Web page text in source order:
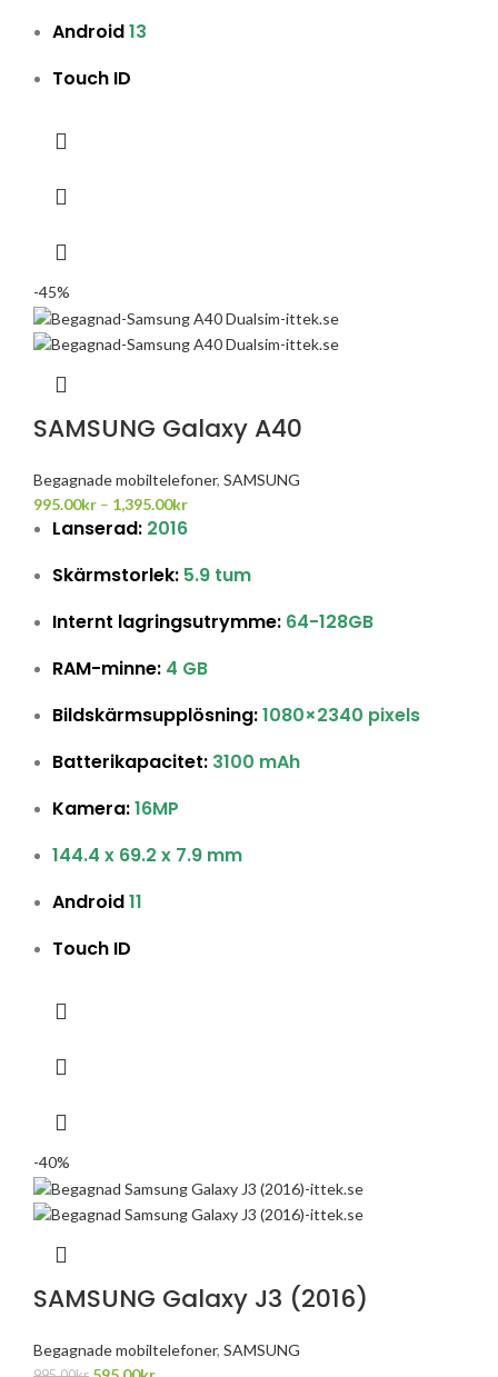
Android13
Touch ID
-45%
SAMSUNG Galaxy A40
Begagnade mobiltelefoner, SAMSUNG
995.00kr – 1,395.00kr
Lanserad: 2016
Skärmstorlek: 5.9 tum
Internt lagringsutrymme: 64-128GB
RAM-minne: 4 GB
Bildskärmsupplösning:1080×2340 pixels
Batterikapacitet: 3100 mAh
Kamera:16MP
144.4 x 69.2 x 7.9 mm
Android11
Touch ID
-40%
SAMSUNG Galaxy J3 (2016)
Begagnade mobiltelefoner, SAMSUNG